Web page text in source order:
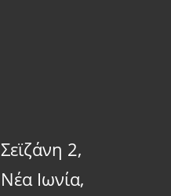
Σεϊζάνη 2,
Νέα Ιωνία,